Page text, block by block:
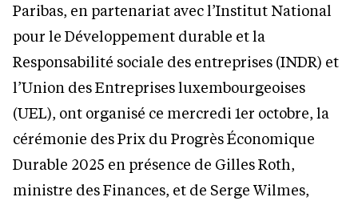
Paribas, en partenariat avec l’Institut National
pour le Développement durable et la
Responsabilité sociale des entreprises (INDR) et
l’Union des Entreprises luxembourgeoises
(UEL), ont organisé ce mercredi 1er octobre, la
cérémonie des Prix du Progrès Économique
Durable 2025 en présence de Gilles Roth,
ministre des Finances, et de Serge Wilmes,